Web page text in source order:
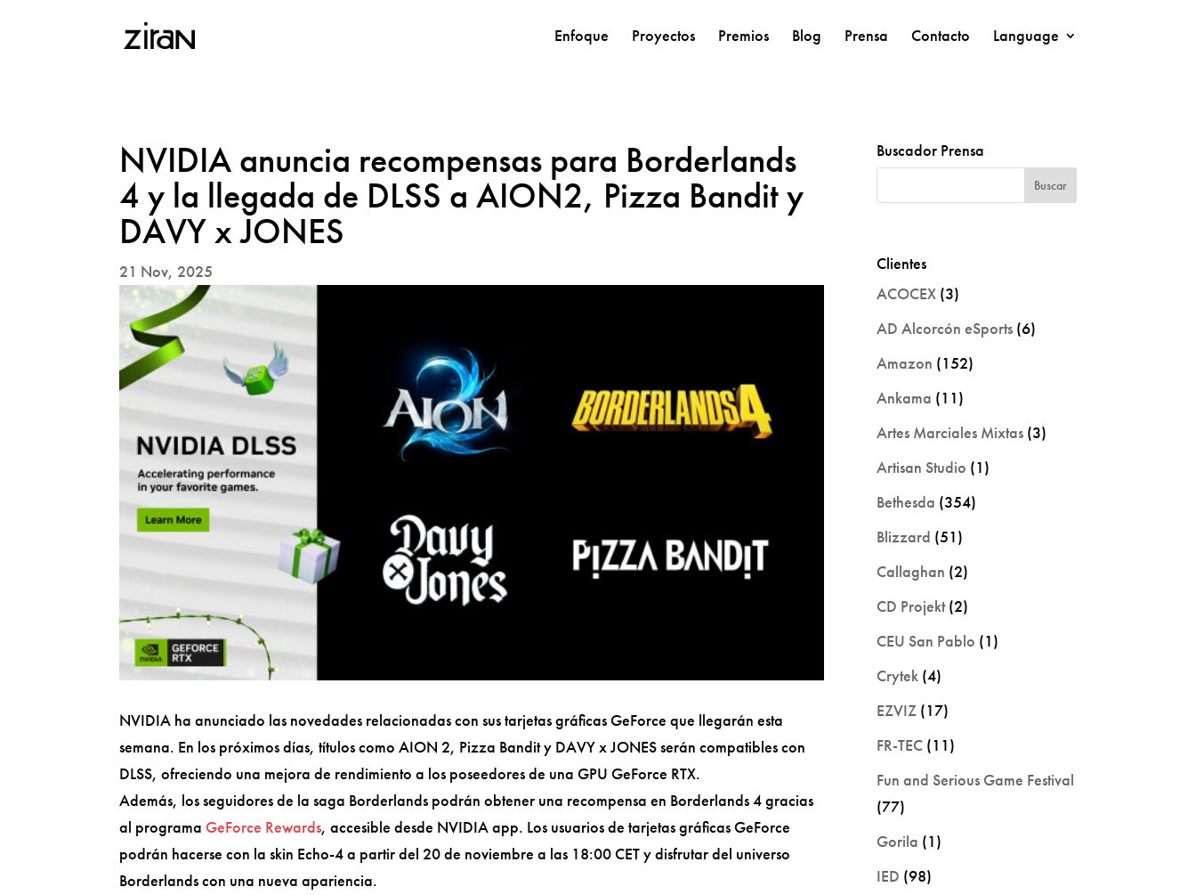
Enfoque Proyectos Premios Blog Prensa Contacto Language
NVIDIA anuncia recompensas para Borderlands
4 y la llegada de DLSS a AION2, Pizza Bandit y
DAVY x JONES
21 Nov, 2025
NVIDIA ha anunciado las novedades relacionadas con sus tarjetas gráficas GeForce que llegarán esta
semana. En los próximos días, títulos como AION 2, Pizza Bandit y DAVY x JONES serán compatibles con
DLSS, ofreciendo una mejora de rendimiento a los poseedores de una GPU GeForce RTX.
Además, los seguidores de la saga Borderlands podrán obtener una recompensa en Borderlands 4 gracias
al programa GeForce Rewards, accesible desde NVIDIA app. Los usuarios de tarjetas gráficas GeForce
podrán hacerse con la skin Echo-4 a partir del 20 de noviembre a las 18:00 CET y disfrutar del universo
Borderlands con una nueva apariencia.
Buscador Prensa
Clientes
ACOCEX (3)
AD Alcorcón eSports (6)
Amazon (152)
Ankama (11)
Artes Marciales Mixtas (3)
Artisan Studio (1)
Bethesda (354)
Blizzard (51)
Callaghan (2)
CD Projekt(2)
CEU San Pablo (1)
Crytek (4)
EZVIZ (17)
FR-TEC (11)
Fun and Serious Game Festival
(77)
Gorila (1)
IED (98)